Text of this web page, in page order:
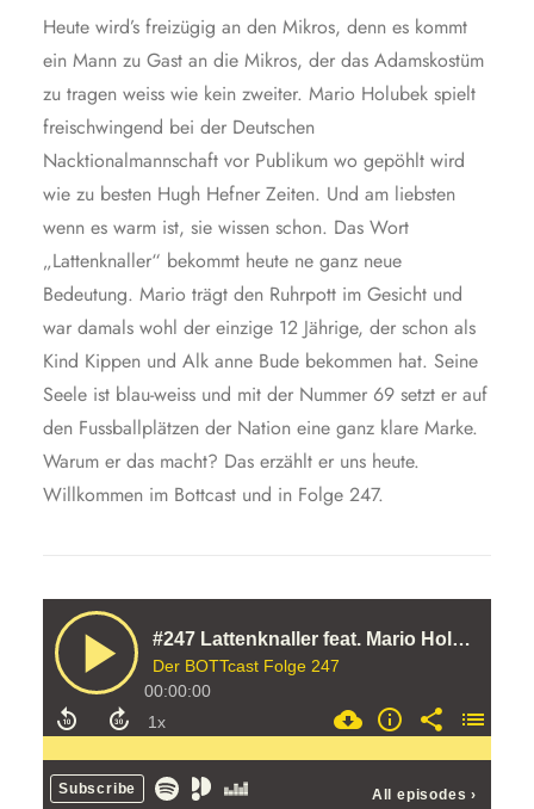
Heute wird’s freizügig an den Mikros, denn es kommt
ein Mann zu Gast an die Mikros, der das Adamskostüm
zu tragen weiss wie kein zweiter. Mario Holubek spielt
freischwingend bei der Deutschen
Nacktionalmannschaft vor Publikum wo gepöhlt wird
wie zu besten Hugh Hefner Zeiten. Und am liebsten
wenn es warm ist, sie wissen schon. Das Wort
„Lattenknaller“ bekommt heute ne ganz neue
Bedeutung. Mario trägt den Ruhrpott im Gesicht und
war damals wohl der einzige 12 Jährige, der schon als
Kind Kippen und Alk anne Bude bekommen hat. Seine
Seele ist blau-weiss und mit der Nummer 69 setzt er auf
den Fussballplätzen der Nation eine ganz klare Marke.
Warum er das macht? Das erzählt er uns heute.
Willkommen im Bottcast und in Folge 247.